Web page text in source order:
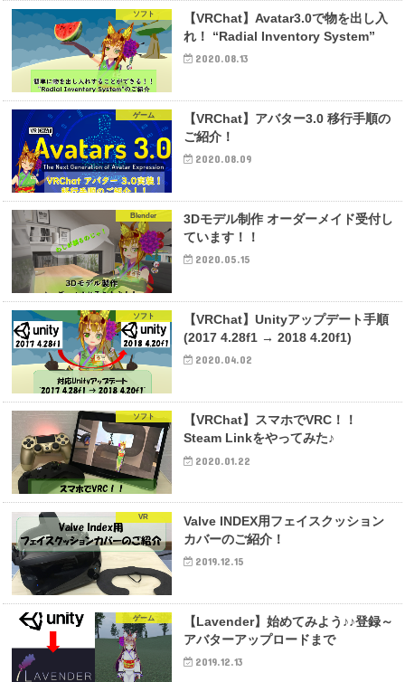
ソフト
【VRChat】Avatar3.0で物を出し入
れ！ “Radial Inventory System”
2020.08.13
ゲーム
【VRChat】アバター3.0 移行手順の
ご紹介！
2020.08.09
Blender
3Dモデル制作 オーダーメイド受付し
ています！！
2020.05.15
ソフト
【VRChat】Unityアップデート手順
(2017 4.28f1 → 2018 4.20f1)
2020.04.02
ソフト
【VRChat】スマホでVRC！！
Steam Linkをやってみた♪
2020.01.22
VR
Valve INDEX用フェイスクッション
カバーのご紹介！
2019.12.15
ゲーム
【Lavender】始めてみよう♪♪登録～
アバターアップロードまで
2019.12.13